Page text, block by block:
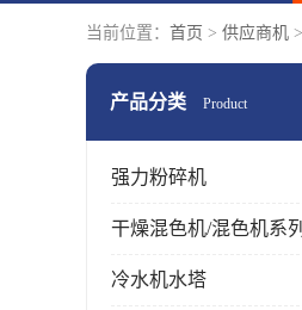
当前位置： 首页 > 供应商机 >
产品分类 Product
强力粉碎机
干燥混色机/混色机系列
冷水机水塔